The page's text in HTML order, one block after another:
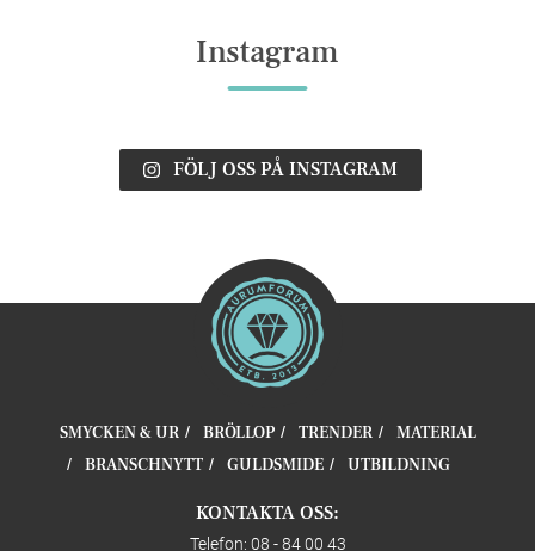
Instagram
FÖLJ OSS PÅ INSTAGRAM
SMYCKEN & UR BRÖLLOP TRENDER
MATERIAL
BRANSCHNYTT
GULDSMIDE UTBILDNING
KONTAKTA OSS:
Telefon: 08 - 84 00 43